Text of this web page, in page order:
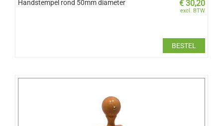
Handstempel rond 50mm diameter € 30,20
excl. BTW
BESTEL